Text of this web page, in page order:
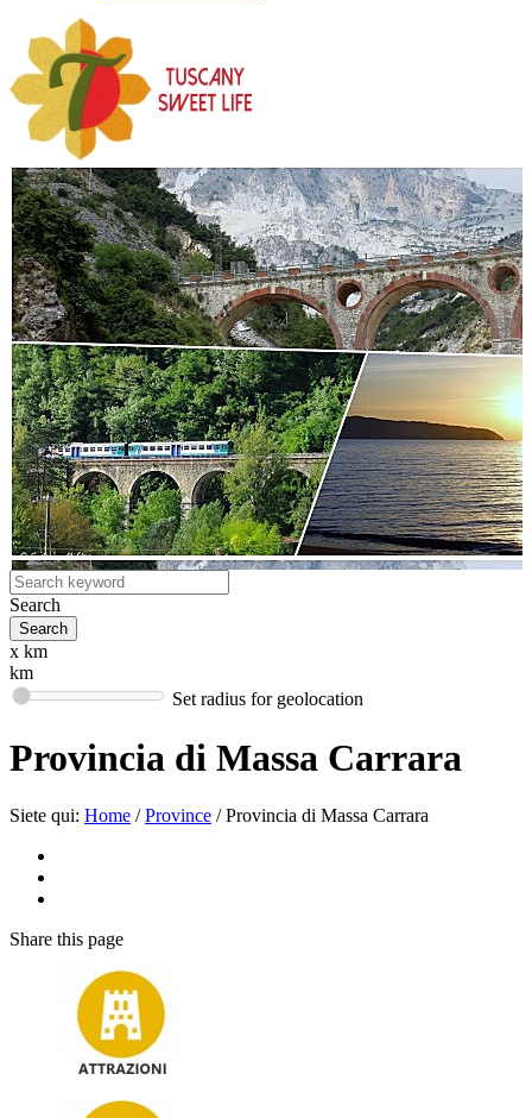
Search
x km
km
Set radius for geolocation
Provincia di Massa Carrara
Siete qui: Home / Province / Provincia di Massa Carrara
Share this page